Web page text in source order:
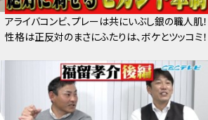
アライバコンビ、プレーは共にいぶし銀の職人肌！
性格は正反対のまさにふたりは、ボケとツッコミ！